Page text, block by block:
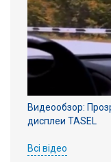
Видеообзор:
дисплеи TASEL
Всі відео